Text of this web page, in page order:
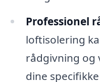
Professionel
loftisolering
rådgivning og
dine